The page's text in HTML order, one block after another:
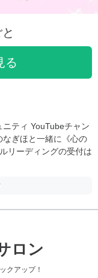
る
ティ YouTubeチャン
ぎほと一緒に《心の
リーディングの受付は
ロン
クアップ！